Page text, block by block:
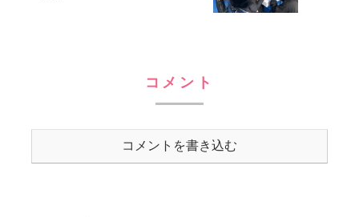
コメント
コメントを書き込む